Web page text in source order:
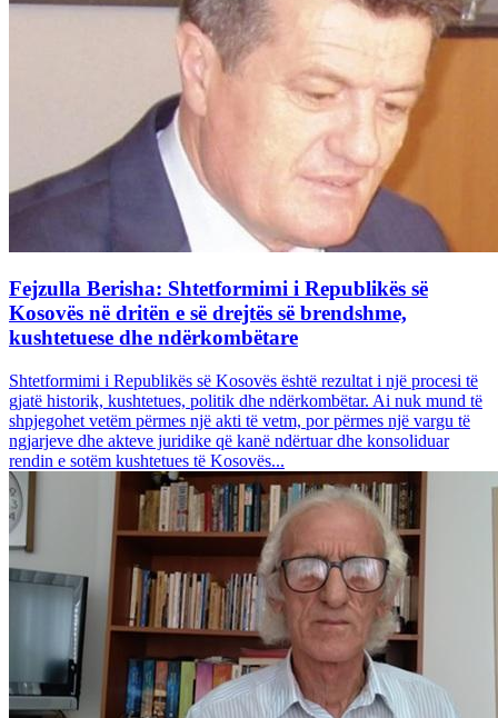
Fejzulla Berisha: Shtetformimi i Republikës së
Kosovës në dritën e së drejtës së brendshme,
kushtetuese dhe ndërkombëtare
Shtetformimi i Republikës së Kosovës është rezultat i një procesi të
gjatë historik, kushtetues, politik dhe ndërkombëtar. Ai nuk mund të
shpjegohet vetëm përmes një akti të vetm, por përmes një vargu të
ngjarjeve dhe akteve juridike që kanë ndërtuar dhe konsoliduar
rendin e sotëm kushtetues të Kosovës...